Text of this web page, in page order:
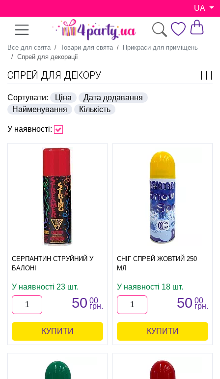
UA
Все для свята Товари для свята
Прикраси для приміщень
Спрей для декорації
СПРЕЙ ДЛЯ ДЕКОРУ
Сортувати: Ціна
Дата додавання
Найменування
Кількість
У наявності:
СЕРПАНТИН СТРУЙНИЙ У
БАЛОНІ
У наявності 23 шт.
50 00
грн.
КУПИТИ
СНІГ СПРЕЙ ЖОВТИЙ 250
МЛ
У наявності 18 шт.
50 00
грн.
КУПИТИ